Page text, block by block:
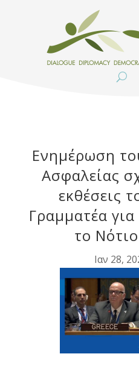
Ενημέρωση
Ασφαλείας
εκθέσεις
Γραμματέα
το
Ιαν 28,